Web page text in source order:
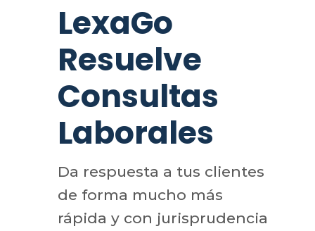
LexaGo
Resuelve
Consultas
Laborales
Da respuesta a tus clientes
de forma mucho más
rápida y con jurisprudencia